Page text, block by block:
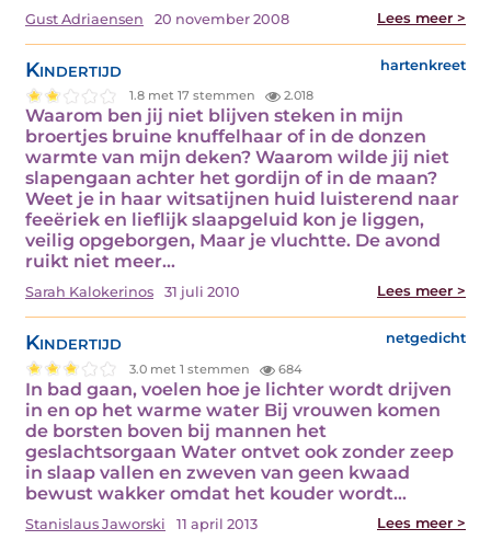
Gust Adriaensen 20 november 2008 Lees meer >
Kindertijd hartenkreet
1.8 met 17 stemmen 2.018
Waarom ben jij niet blijven steken in mijn
broertjes bruine knuffelhaar of in de donzen
warmte van mijn deken? Waarom wilde jij niet
slapengaan achter het gordijn of in de maan?
Weet je in haar witsatijnen huid luisterend naar
feeëriek en lieflijk slaapgeluid kon je liggen,
veilig opgeborgen, Maar je vluchtte. De avond
ruikt niet meer…
Sarah Kalokerinos 31 juli 2010 Lees meer >
Kindertijd netgedicht
3.0 met 1 stemmen 684
In bad gaan, voelen hoe je lichter wordt drijven
in en op het warme water Bij vrouwen komen
de borsten boven bij mannen het
geslachtsorgaan Water ontvet ook zonder zeep
in slaap vallen en zweven van geen kwaad
bewust wakker omdat het kouder wordt…
Stanislaus Jaworski 11 april 2013 Lees meer >